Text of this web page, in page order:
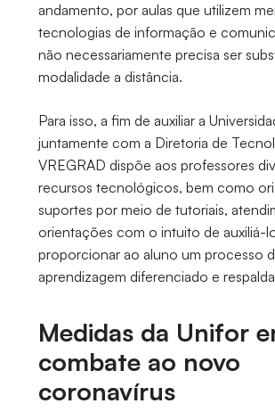
andamento, por aulas que utilizem
tecnologias de informação e
não necessariamente precisa ser
modalidade a distância.
Para isso, a fim de auxiliar a
juntamente com a Diretoria de
VREGRAD dispõe aos professores
recursos tecnológicos, bem como
suportes por meio de tutoriais,
orientações com o intuito de auxiliá-
proporcionar ao aluno um processo
aprendizagem diferenciado e
Medidas da Unifor
combate ao novo
coronavírus